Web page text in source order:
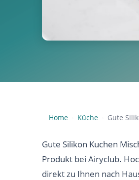
Home Küche Gute
Gute Silikon Kuchen
Produkt bei Airyclub.
direkt zu Ihnen nach